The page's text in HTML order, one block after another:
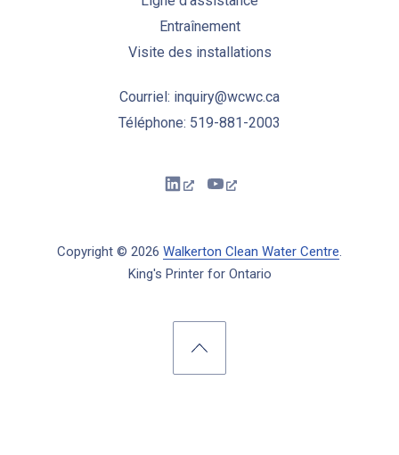
Entraînement
Visite des installations
Courriel: inquiry@wcwc.ca
Téléphone: 519-881-2003
Copyright © 2026 Walkerton Clean Water Centre.
King's Printer for Ontario
New WindowNew Window